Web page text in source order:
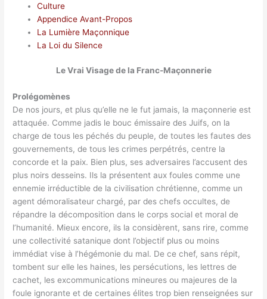
Culture
Appendice Avant-Propos
La Lumière Maçonnique
La Loi du Silence
Le Vrai Visage de la Franc-Maçonnerie
Prolégomènes
De nos jours, et plus qu’elle ne le fut jamais, la maçonnerie est
attaquée. Comme jadis le bouc émissaire des Juifs, on la
charge de tous les péchés du peuple, de toutes les fautes des
gouvernements, de tous les crimes perpétrés, centre la
concorde et la paix. Bien plus, ses adversaires l’accusent des
plus noirs desseins. Ils la présentent aux foules comme une
ennemie irréductible de la civilisation chrétienne, comme un
agent démoralisateur chargé, par des chefs occultes, de
répandre la décomposition dans le corps social et moral de
l’humanité. Mieux encore, ils la considèrent, sans rire, comme
une collectivité satanique dont l’objectif plus ou moins
immédiat vise à l’hégémonie du mal. De ce chef, sans répit,
tombent sur elle les haines, les persécutions, les lettres de
cachet, les excommunications mineures ou majeures de la
foule ignorante et de certaines élites trop bien renseignées sur